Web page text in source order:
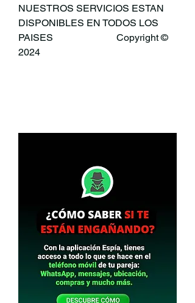
NUESTROS SERVICIOS ESTAN
DISPONIBLES EN TODOS LOS
PAISES                          Copyright ©
2024